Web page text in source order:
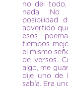
no del
nada. No
posibilidad
advertido
esos
tiempos
el mismo
de versos.
algo, me
dije uno de
sabía. Era